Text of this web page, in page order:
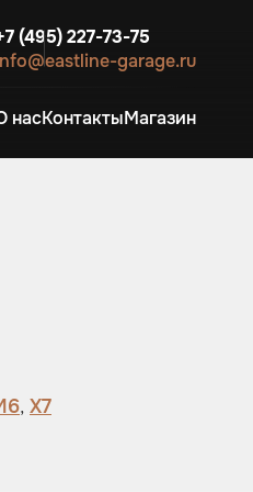
(495) 227-73-75
garage.ru
насКонтактыМагазин
, X7